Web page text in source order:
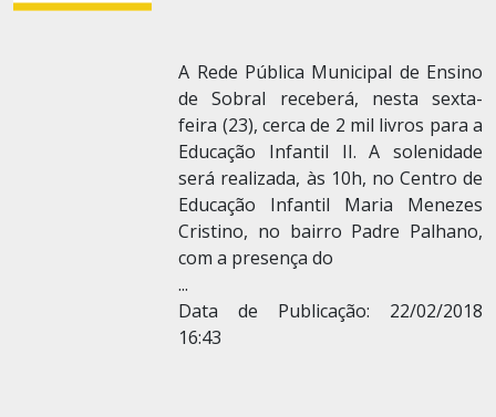
A Rede Pública Municipal de Ensino
de Sobral receberá, nesta sexta-
feira (23), cerca de 2 mil livros para a
Educação Infantil II. A solenidade
será realizada, às 10h, no Centro de
Educação Infantil Maria Menezes
Cristino, no bairro Padre Palhano,
com a presença do
...
Data de Publicação: 22/02/2018
16:43